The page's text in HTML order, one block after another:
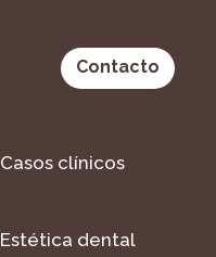
Contacto
Casos clínicos
Estética dental